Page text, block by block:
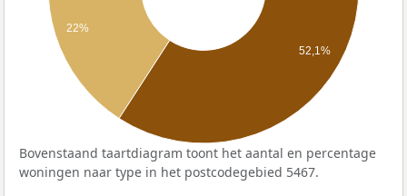
22%
52,1%
Bovenstaand taartdiagram toont het aantal en percentage
woningen naar type in het postcodegebied 5467.